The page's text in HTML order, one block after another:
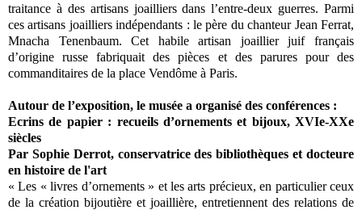
traitance à des artisans joailliers dans l’entre-deux guerres. Parmi
ces artisans joailliers indépendants : le père du chanteur Jean Ferrat,
Mnacha Tenenbaum. Cet habile artisan joaillier juif français
d’origine russe fabriquait des pièces et des parures pour des
commanditaires de la place Vendôme à Paris.
Autour de l’exposition, le musée a organisé des conférences :
Ecrins de papier : recueils d’ornements et bijoux, XVIe-XXe
siècles
Par Sophie Derrot, conservatrice des bibliothèques et docteure
en histoire de l'art
« Les « livres d’ornements » et les arts précieux, en particulier ceux
de la création bijoutière et joaillière, entretiennent des relations de